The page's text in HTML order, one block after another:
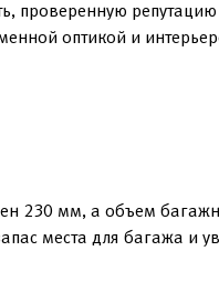
проверенную
оптикой и
230 мм, а объем
места для багажа и